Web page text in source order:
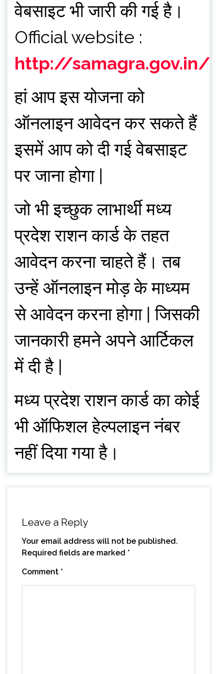
वेबसाइट भी जारी की गई है।
Official website :
http://samagra.gov.in/
हां आप इस योजना को
ऑनलाइन आवेदन कर सकते हैं
इसमें आप को दी गई वेबसाइट
पर जाना होगा |
जो भी इच्छुक लाभार्थी मध्य
प्रदेश राशन कार्ड के तहत
आवेदन करना चाहते हैं। तब
उन्हें ऑनलाइन मोड़ के माध्यम
से आवेदन करना होगा | जिसकी
जानकारी हमने अपने आर्टिकल
में दी है |
मध्य प्रदेश राशन कार्ड का कोई
भी ऑफिशल हेल्पलाइन नंबर
नहीं दिया गया है।
Leave a Reply
Your email address will not be published.
Required fields are marked *
Comment *